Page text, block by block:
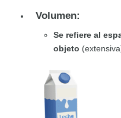
Volumen:
Se refiere al
objeto